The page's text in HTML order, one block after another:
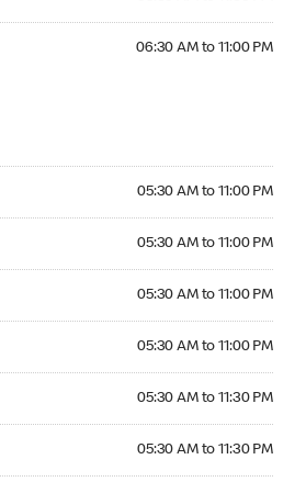
06:30 AM to 11:00 PM
05:30 AM to 11:00 PM
05:30 AM to 11:00 PM
05:30 AM to 11:00 PM
05:30 AM to 11:00 PM
05:30 AM to 11:30 PM
05:30 AM to 11:30 PM